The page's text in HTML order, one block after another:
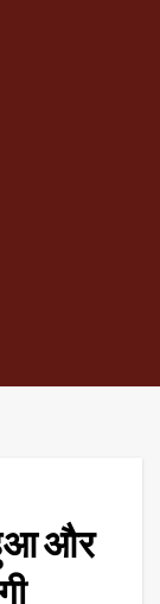
हुआ और